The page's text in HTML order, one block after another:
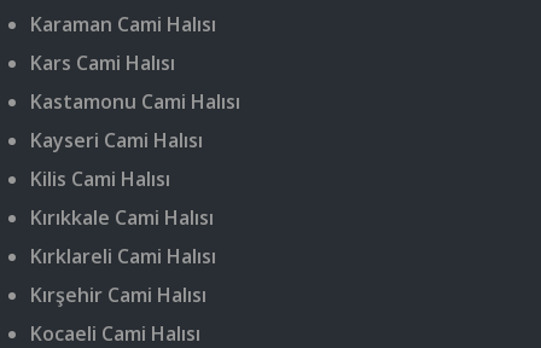
Karaman Cami Halısı
Kars Cami Halısı
Kastamonu Cami Halısı
Kayseri Cami Halısı
Kilis Cami Halısı
Kırıkkale Cami Halısı
Kırklareli Cami Halısı
Kırşehir Cami Halısı
Kocaeli Cami Halısı